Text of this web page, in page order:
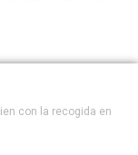
con la recogida en